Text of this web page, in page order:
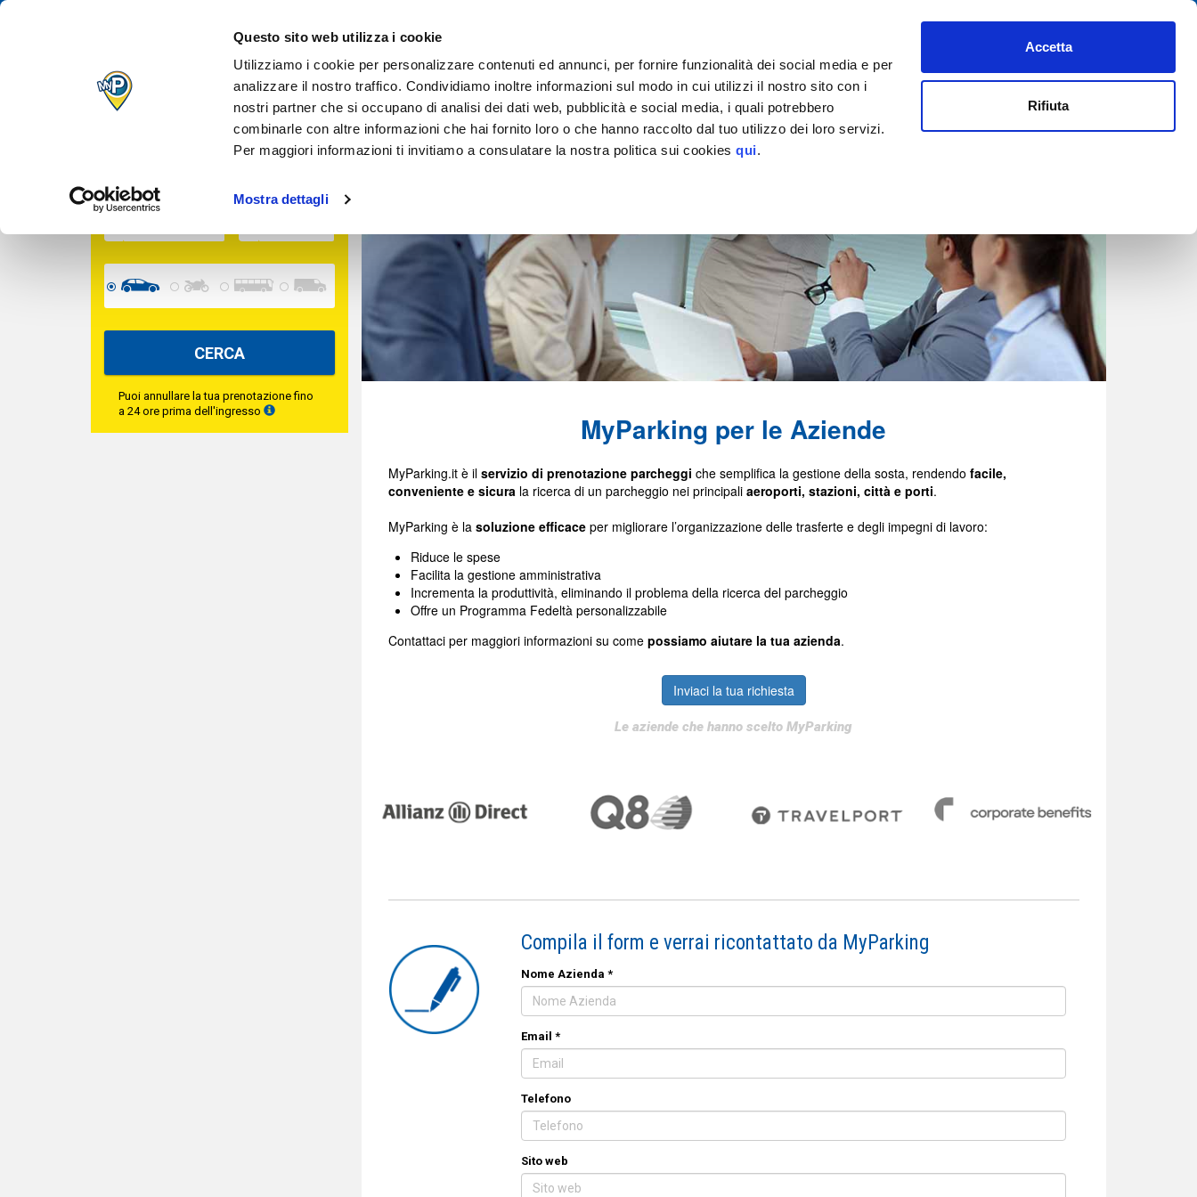
Questo sito web utilizza i cookie
Utilizziamo i cookie per personalizzare contenuti ed annunci, per fornire funzionalità dei social media e per
analizzare il nostro traffico. Condividiamo inoltre informazioni sul modo in cui utilizzi il nostro sito con i
nostri partner che si occupano di analisi dei dati web, pubblicità e social media, i quali potrebbero
combinarle con altre informazioni che hai fornito loro o che hanno raccolto dal tuo utilizzo dei loro servizi.
Per maggiori informazioni ti invitiamo a consulatare la nostra politica sui cookiesqui.
Mostra dettagli
Accetta
Rifiuta
IL TUO PARCHEGGIO
QUANDO VUOI
ACCEDI
TROVA IL TUO PARCHEGGIO
USCITA
CERCA
Puoi annullare la tua prenotazione fino
a 24 ore prima dell'ingresso
COLLABORA CON MyParking
Aziende
MyParking per le Aziende
MyParking.it è il servizio di prenotazione parcheggi che semplifica la gestione della sosta, rendendo facile,
conveniente e sicura la ricerca di un parcheggio nei principali aeroporti, stazioni, città e porti.
MyParking è la soluzione efficaceper migliorare l’organizzazione delle trasferte e degli impegni di lavoro:
Riduce le spese
Facilita la gestione amministrativa
Incrementa la produttività, eliminando il problema della ricerca del parcheggio
Offre un Programma Fedeltà personalizzabile
Contattaci per maggiori informazioni su come possiamo aiutare la tua azienda.
Inviaci la tua richiesta
Le aziende che hanno scelto MyParking
Compila il form e verrai ricontattato da MyParking
Nome Azienda *
Email *
Telefono
Sito web